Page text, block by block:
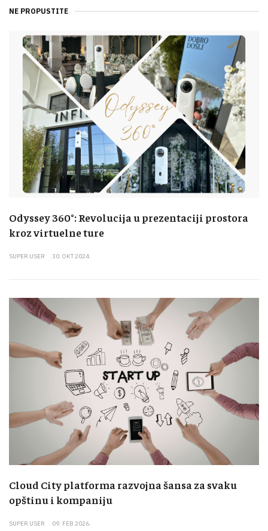
NE PROPUSTITE
Odyssey 360°: Revolucija u prezentaciji prostora
kroz virtuelne ture
SUPER USER 30. OKT 2024.
Cloud City platforma razvojna šansa za svaku
opštinu i kompaniju
SUPER USER 09. FEB 2026.